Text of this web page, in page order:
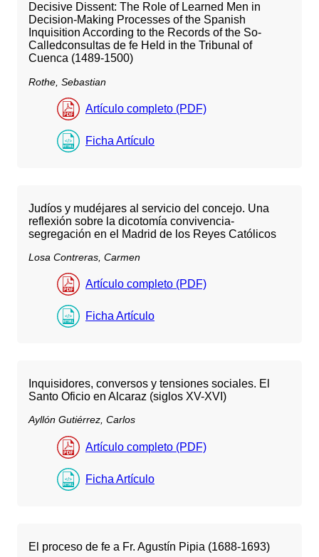
Decisive Dissent: The Role of Learned Men in
Decision-Making Processes of the Spanish
Inquisition According to the Records of the So-
Calledconsultas de fe Held in the Tribunal of
Cuenca (1489-1500)
Rothe, Sebastian
Artículo completo (PDF)
Ficha Artículo
Judíos y mudéjares al servicio del concejo. Una
reflexión sobre la dicotomía convivencia-
segregación en el Madrid de los Reyes Católicos
Losa Contreras, Carmen
Artículo completo (PDF)
Ficha Artículo
Inquisidores, conversos y tensiones sociales. El
Santo Oficio en Alcaraz (siglos XV-XVI)
Ayllón Gutiérrez, Carlos
Artículo completo (PDF)
Ficha Artículo
El proceso de fe a Fr. Agustín Pipia (1688-1693)